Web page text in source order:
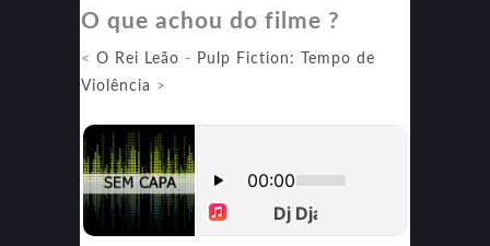
de
O que achou do filme ?
< O Rei Leão - Pulp Fiction: Tempo de
Violência >